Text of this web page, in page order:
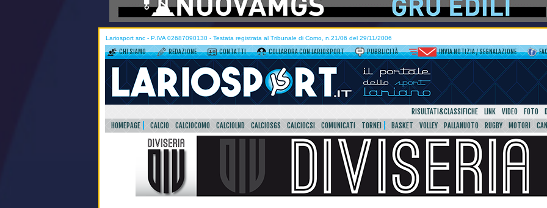
Lariosport snc - P.IVA 02687090130 - Testata registrata al Tribunale di Como, n.21/06 del 29/11/2006
CHI SIAMO REDAZIONE CONTATTI COLLABORA CON LARIOSPORT PUBBLICITÀ INVIA NOTIZIA / SEGNALAZIONE
RISULTATI&CLASSIFICHE LINK VIDEO FOTO
HOMEPAGE
CALCIO CALCIOCOMO CALCIOLND CALCIOSGS CALCIOCSI COMUNICATI TORNEI BASKET VOLLEY PALLANUOTO RUGBY MOTORI